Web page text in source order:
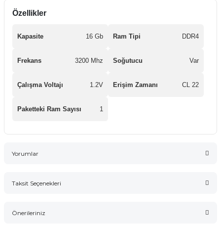
Özellikler
Kapasite 16 Gb Ram Tipi DDR4
Frekans 3200 Mhz Soğutucu Var
Çalışma Voltajı 1.2V Erişim Zamanı CL 22
Paketteki Ram Sayısı 1
Yorumlar
Taksit Seçenekleri
Önerileriniz